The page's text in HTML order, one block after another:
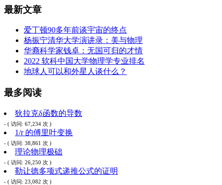
最新文章
爱丁顿90多年前谈宇宙的终点
杨振宁清华大学演讲录：美与物理
华裔科学家钱卓：无国可归的才情
2022 软科中国大学物理学专业排名
地球人可以和外星人谈什么？
最多阅读
狄拉克δ函数的导数
- ( 访问: 67,234 次 )
1/r 的傅里叶变换
- ( 访问: 38,861 次 )
理论物理极础
- ( 访问: 26,250 次 )
勒让德多项式递推公式的证明
- ( 访问: 23,082 次 )